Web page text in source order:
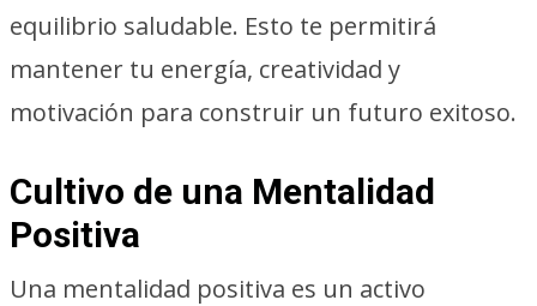
equilibrio saludable. Esto te permitirá
mantener tu energía, creatividad y
motivación para construir un futuro exitoso.
Cultivo de una Mentalidad
Positiva
Una mentalidad positiva es un activo